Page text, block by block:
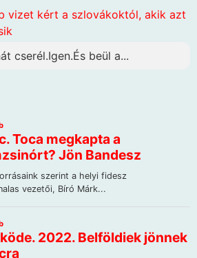
vizet kért a szlovákoktól, akik azt
cserél.Igen.És beül a...